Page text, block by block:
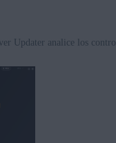
Updater analice los